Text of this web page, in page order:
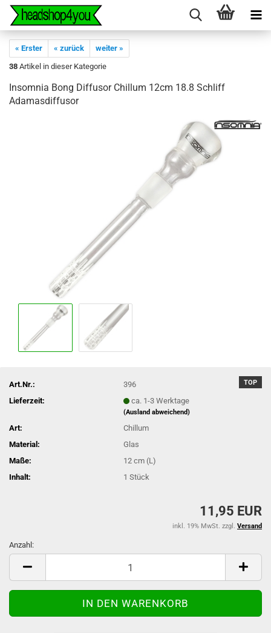
« Erster « zurück
weiter »
38 Artikel in dieser Kategorie
Insomnia Bong Diffusor Chillum 12cm 18.8 Schliff
Adamasdiffusor
TOP
Art.Nr.:
396
Lieferzeit:
ca. 1-3 Werktage
(Ausland abweichend)
Art:
Chillum
Material:
Glas
Maße:
12 cm (L)
Inhalt:
1 Stück
11,95 EUR
inkl. 19% MwSt. zzgl. Versand
Anzahl:
Anzahl